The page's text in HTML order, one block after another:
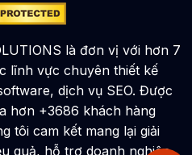
là đơn vị với hơn 7
lĩnh vực chuyên thiết kế
dịch vụ SEO. Được
hơn +3686 khách hàng
tôi cam kết mang lại giải
quả, hỗ trợ doanh nghiệp